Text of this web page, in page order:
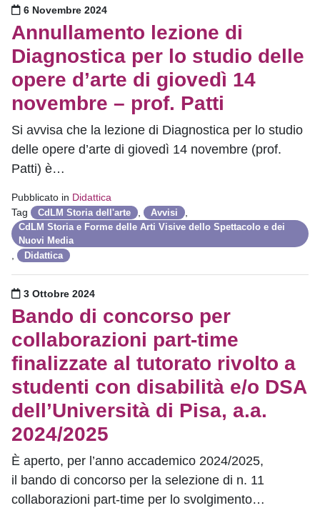
Pubblicato il
6 Novembre 2024
Annullamento lezione di
Diagnostica per lo studio delle
opere d’arte di giovedì 14
novembre – prof. Patti
Si avvisa che la lezione di Diagnostica per lo studio
delle opere d’arte di giovedì 14 novembre (prof.
Patti) è…
Pubblicato in Didattica
Tag
CdLM Storia dell'arte Avvisi
CdLM Storia e Forme delle Arti Visive dello Spettacolo e dei
Nuovi Media
Didattica
Pubblicato il
3 Ottobre 2024
Bando di concorso per
collaborazioni part-time
finalizzate al tutorato rivolto a
studenti con disabilità e/o DSA
dell’Università di Pisa, a.a.
2024/2025
È aperto, per l’anno accademico 2024/2025,
il bando di concorso per la selezione di n. 11
collaborazioni part-time per lo svolgimento…